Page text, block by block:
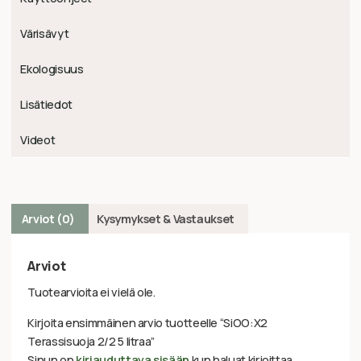
Värisävyt
Ekologisuus
Lisätiedot
Videot
Arviot (0) Kysymykset & Vastaukset
Arviot
Tuotearvioita ei vielä ole.
Kirjoita ensimmäinen arvio tuotteelle “SiOO:X2
Terassisuoja 2/2 5 litraa”